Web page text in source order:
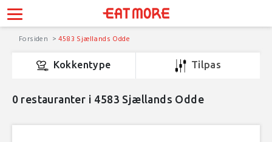
Forsiden 4583 Sjællands Odde
Kokkentype Tilpas
0 restauranter i 4583 Sjællands Odde